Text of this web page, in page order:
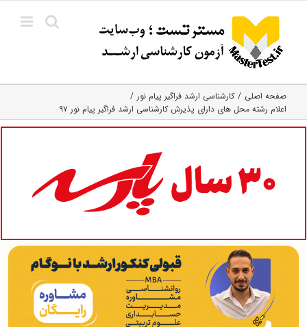
content
صفحه اصلی
کارشناسی ارشد فراگیر پیام نور
اعلام رشته محل های دارای پذیرش کارشناسی ارشد فراگیر پیام نور ۹۷